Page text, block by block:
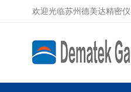
欢迎光临苏州德美达精密